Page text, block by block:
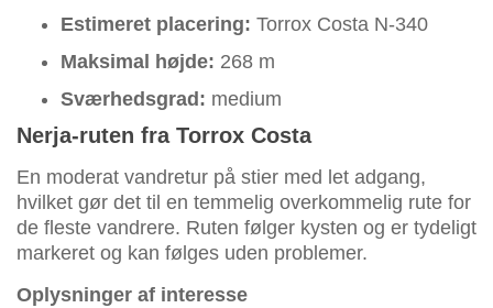
Estimeret placering: Torrox Costa N-340
Maksimal højde: 268 m
Sværhedsgrad: medium
Nerja-ruten fra Torrox Costa
En moderat vandretur på stier med let adgang,
hvilket gør det til en temmelig overkommelig rute for
de fleste vandrere. Ruten følger kysten og er tydeligt
markeret og kan følges uden problemer.
Oplysninger af interesse